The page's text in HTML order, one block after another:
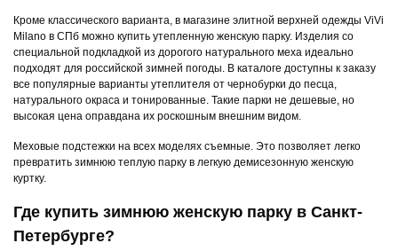
Кроме классического варианта, в магазине элитной верхней одежды ViVi
Milano в СПб можно купить утепленную женскую парку. Изделия со
специальной подкладкой из дорогого натурального меха идеально
подходят для российской зимней погоды. В каталоге доступны к заказу
все популярные варианты утеплителя от чернобурки до песца,
натурального окраса и тонированные. Такие парки не дешевые, но
высокая цена оправдана их роскошным внешним видом.
Меховые подстежки на всех моделях съемные. Это позволяет легко
превратить зимнюю теплую парку в легкую демисезонную женскую
куртку.
Где купить зимнюю женскую парку в Санкт-
Петербурге?